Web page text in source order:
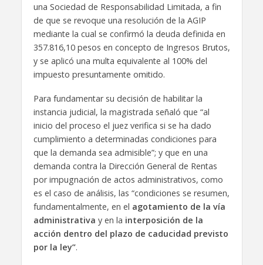
una Sociedad de Responsabilidad Limitada, a fin
de que se revoque una resolución de la AGIP
mediante la cual se confirmó la deuda definida en
357.816,10 pesos en concepto de Ingresos Brutos,
y se aplicó una multa equivalente al 100% del
impuesto presuntamente omitido.
Para fundamentar su decisión de habilitar la
instancia judicial, la magistrada señaló que “al
inicio del proceso el juez verifica si se ha dado
cumplimiento a determinadas condiciones para
que la demanda sea admisible”; y que en una
demanda contra la Dirección General de Rentas
por impugnación de actos administrativos, como
es el caso de análisis, las “condiciones se resumen,
fundamentalmente, en el agotamiento de la vía
administrativa y en la interposición de la
acción dentro del plazo de caducidad previsto
por la ley”.